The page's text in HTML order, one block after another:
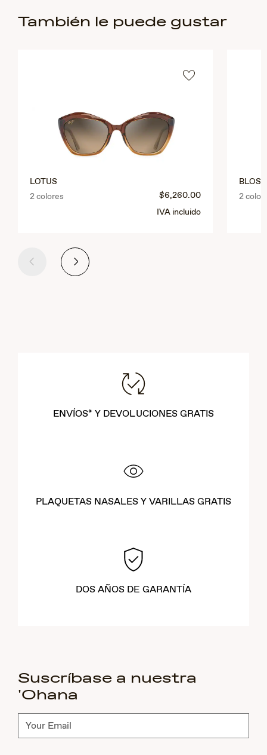
También le puede gustar
LOTUS
2 colores
$6,260.00
IVA incluido
2
Anterior Siguiente
ENVÍOS* Y DEVOLUCIONES GRATIS
PLAQUETAS NASALES Y VARILLAS GRATIS
DOS AÑOS DE GARANTÍA
Suscríbase a nuestra
'Ohana
Suscríbete